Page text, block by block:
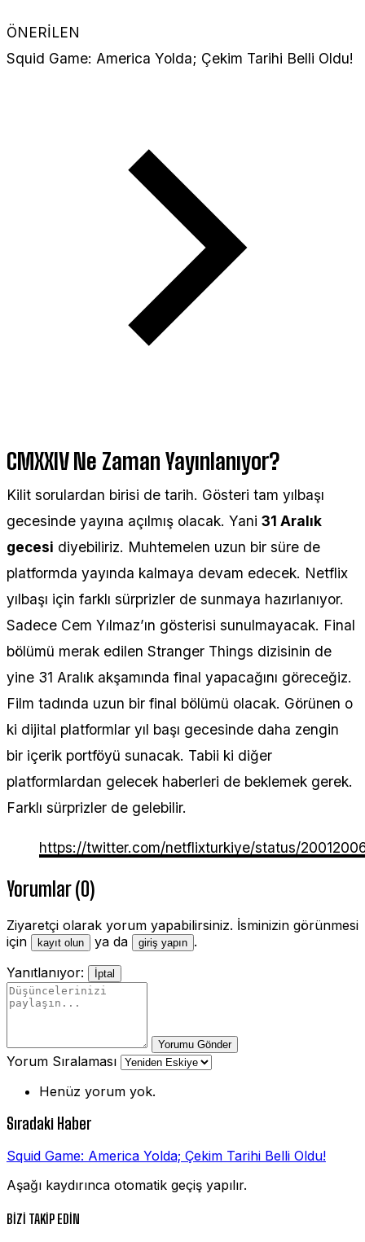
ÖNERİLEN
Squid Game: America Yolda; Çekim Tarihi Belli Oldu!
CMXXIV Ne Zaman Yayınlanıyor?
Kilit sorulardan birisi de tarih. Gösteri tam yılbaşı
gecesinde yayına açılmış olacak. Yani 31 Aralık
gecesi diyebiliriz. Muhtemelen uzun bir süre de
platformda yayında kalmaya devam edecek. Netflix
yılbaşı için farklı sürprizler de sunmaya hazırlanıyor.
Sadece Cem Yılmaz’ın gösterisi sunulmayacak. Final
bölümü merak edilen Stranger Things dizisinin de
yine 31 Aralık akşamında final yapacağını göreceğiz.
Film tadında uzun bir final bölümü olacak. Görünen o
ki dijital platformlar yıl başı gecesinde daha zengin
bir içerik portföyü sunacak. Tabii ki diğer
platformlardan gelecek haberleri de beklemek gerek.
Farklı sürprizler de gelebilir.
https://twitter.com/netflixturkiye/status/
Yorumlar (0)
Ziyaretçi olarak yorum yapabilirsiniz. İsminizin görünmesi
için
kayıt olun ya da giriş yapın .
Yanıtlanıyor:
İptal
Yorumu Gönder
Yorum Sıralaması
Henüz yorum yok.
Sıradaki Haber
Squid Game: America Yolda; Çekim Tarihi Belli Oldu!
Aşağı kaydırınca otomatik geçiş yapılır.
BİZİ TAKİP EDİN